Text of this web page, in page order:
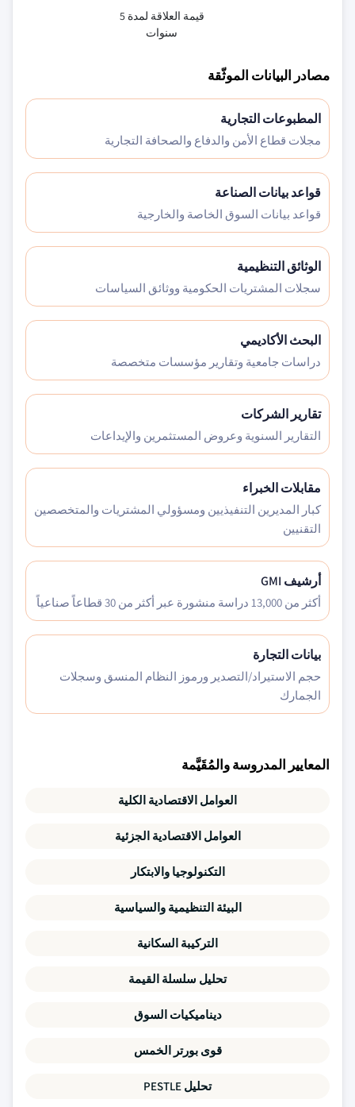
قيمة العلاقة لمدة 5
سنوات
مصادر البيانات الموثّقة
المطبوعات التجارية
مجلات قطاع الأمن والدفاع والصحافة التجارية
قواعد بيانات الصناعة
قواعد بيانات السوق الخاصة والخارجية
الوثائق التنظيمية
سجلات المشتريات الحكومية ووثائق السياسات
البحث الأكاديمي
دراسات جامعية وتقارير مؤسسات متخصصة
تقارير الشركات
التقارير السنوية وعروض المستثمرين والإيداعات
مقابلات الخبراء
كبار المديرين التنفيذيين ومسؤولي المشتريات والمتخصصين
التقنيين
أرشيف GMI
أكثر من 13,000 دراسة منشورة عبر أكثر من 30 قطاعاً صناعياً
بيانات التجارة
حجم الاستيراد/التصدير ورموز النظام المنسق وسجلات
الجمارك
المعايير المدروسة والمُقَيَّمة
العوامل الاقتصادية الكلية
العوامل الاقتصادية الجزئية
التكنولوجيا والابتكار
البيئة التنظيمية والسياسية
التركيبة السكانية
تحليل سلسلة القيمة
ديناميكيات السوق
قوى بورتر الخمس
تحليل PESTLE